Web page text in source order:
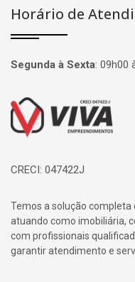
Horário de
Segunda à Sexta: 09h00
Página inicial
CRECI: 047422J
Temos a solução
atuando como imobiliária,
com profissionais
garantir atendimento e